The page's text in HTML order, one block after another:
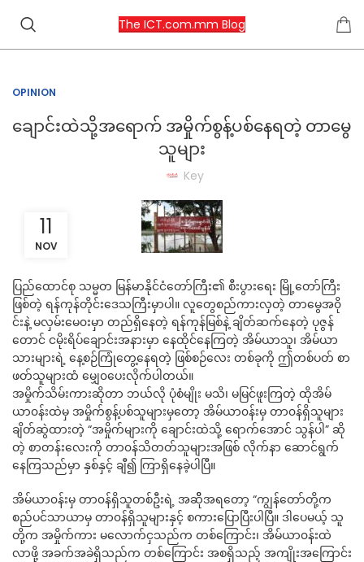
The ICT.com.mm Blog
OPINION
ချောင်းထဲသို့အရောက် အမှိုက်စွန့်ပစ်နေရတဲ့ တာမွေ
သူများ
Key
11
NOV
ပြည်ထောင်စု သမ္မတ မြန်မာနိုင်ငံတော်ကြီး၏ စီးပွားရေး မြို့တော်ကြီး
ဖြစ်တဲ့ ရန်ကုန်တိုင်းဒေသကြီးမှာပါ။ လူတွေစည်ကားလှတဲ့ တာမွေအ၀ို
င်းနဲ့ မလှမ်းမေ၀းမှာ တည်ရှိနေတဲ့ ရန်ကုန်မြစ်နဲ့ ချိတ်ဆက်နေတဲ့ ပုဇွန်
တောင် ငမိုးရိပ်ချောင်းအနားမှာ နေထိုင်နေကြတဲ့ အိမ်ယာသူ၊ အိမ်ယာ
သားများရဲ့ နေ့စဉ်ကြုံတွေ့နေရတဲ့ ဖြစ်စဉ်လေး တစ်ခုကို ဤတစ်ပတ် စာ
ဖတ်သူများထံ မျှေ၀ပေးလိုက်ပါတယ်။
အမှိုက်သိမ်းကားဆိုတာ ဘယ်လို ပုံစံမျိုး မသိ၊ မမြင်ဖူးကြတဲ့ ထိုအိမ်
ယာ၀န်းထဲမှ အမှိုက်စွန့်ပစ်သူများမှတော့ အိမ်ယာ၀န်းမှ တာ၀န်ရှိသူများ
ချိတ်ဆွဲထားတဲ့ “အမှိုက်များကို ချောင်းထဲသို့ ရောက်အောင် သွန်ပါ” ဆို
တဲ့ စာတန်းလေးကို တာ၀န်သိတတ်သူများအဖြစ် လိုက်နာ ဆောင်ရွက်
နေကြသည်မှာ နှစ်နှင့် ချီ၍ ကြာရှိနေခဲ့ပါပြီ။
အိမ်ယာ၀န်းမှ တာ၀န်ရှိသူတစ်ဦးရဲ့ အဆိိုအရတော့ “ကျွန်တော်တို့က
စည်ပင်သာယာမှ တာ၀န်ရှိသူများနှင့် စကားပြောပြီးပါပြီ။ ဒါပေမယ့် သူ
တို့က အမှိုက်ကား မလောက်ငှသည်က တစ်ကြောင်း၊ အိမ်ယာ၀န်းထဲ
လာဖို့ အခက်အခဲရှိသည်က တစ်ကြောင်း အစရှိသည့် အကျိုးအကြောင်း